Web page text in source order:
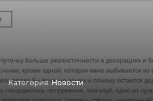
Категория:Новости